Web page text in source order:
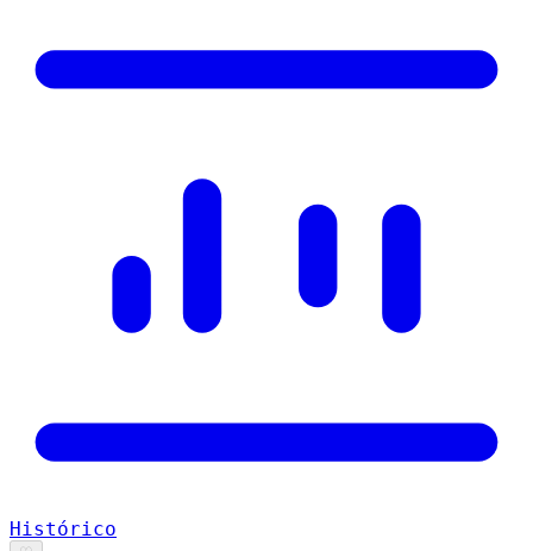
Histórico